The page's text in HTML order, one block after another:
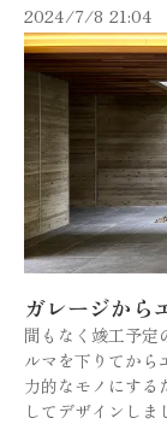
2024/7/8 21:04
ガレージから
間もなく竣工予定
ルマを下りてから
力的なモノにする
してデザインしま